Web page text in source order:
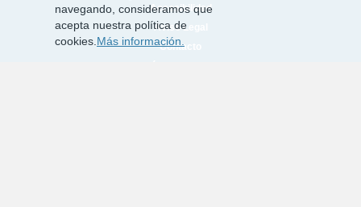
navegando, consideramos que
acepta nuestra política de
cookies. Más información.
Accesibilidad
Aviso Legal
Contacto